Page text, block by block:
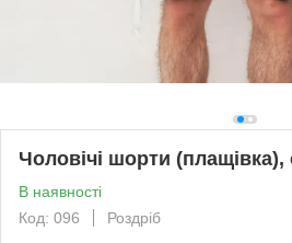
Чоловічі шорти
В наявності
Код: 096
Роздріб